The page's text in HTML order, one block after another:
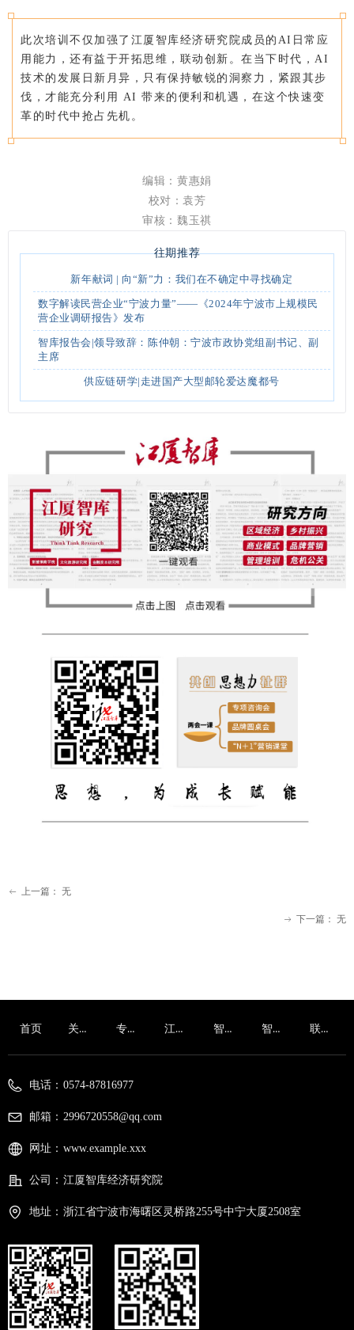
此次培训不仅加强了江厦智库经济研究院成员的AI日常应
用能力，还有益于开拓思维，联动创新。在当下时代，AI
技术的发展日新月异，只有保持敏锐的洞察力，紧跟其步
伐，才能充分利用 AI 带来的便利和机遇，在这个快速变
革的时代中抢占先机。
编辑：黄惠娟
校对：袁芳
审核：魏玉祺
往期推荐
新年献词 | 向“新”力：我们在不确定中寻找确定
数字解读民营企业“宁波力量”——《2024年宁波市上规模民
营企业调研报告》发布
智库报告会|领导致辞：陈仲朝：宁波市政协党组副书记、副
主席
供应链研学|走进国产大型邮轮爱达魔都号
ꂃ 上一篇： 无
ꁹ 下一篇： 无
首页 关于我们 专家团队 江厦智库 智库动态 智库视点 联系我们
电话： 0574-87816977
邮箱： 2996720558@qq.com
网址： www.example.xxx
公司： 江厦智库经济研究院
地址： 浙江省宁波市海曙区灵桥路255号中宁大厦2508室